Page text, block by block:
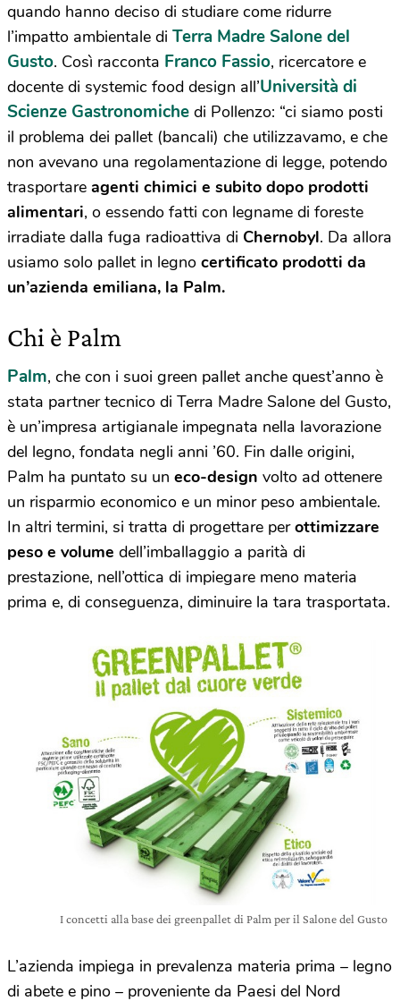
quando hanno deciso di studiare come ridurre
l’impatto ambientale di Terra Madre Salone del
Gusto. Così racconta Franco Fassio, ricercatore e
docente di systemic food design all’Università di
Scienze Gastronomiche di Pollenzo: “ci siamo posti
il problema dei pallet (bancali) che utilizzavamo, e che
non avevano una regolamentazione di legge, potendo
trasportare agenti chimici e subito dopo prodotti
alimentari, o essendo fatti con legname di foreste
irradiate dalla fuga radioattiva di Chernobyl. Da allora
usiamo solo pallet in legno certificato prodotti da
un’azienda emiliana, la Palm.
Chi è Palm
Palm, che con i suoi green pallet anche quest’anno è
stata partner tecnico di Terra Madre Salone del Gusto,
è un’impresa artigianale impegnata nella lavorazione
del legno, fondata negli anni ’60. Fin dalle origini,
Palm ha puntato su un eco-design volto ad ottenere
un risparmio economico e un minor peso ambientale.
In altri termini, si tratta di progettare perottimizzare
peso e volume dell’imballaggio a parità di
prestazione, nell’ottica di impiegare meno materia
prima e, di conseguenza, diminuire la tara trasportata.
I concetti alla base dei greenpallet di Palm per il Salone del Gusto
L’azienda impiega in prevalenza materia prima – legno
di abete e pino – proveniente da Paesi del Nord